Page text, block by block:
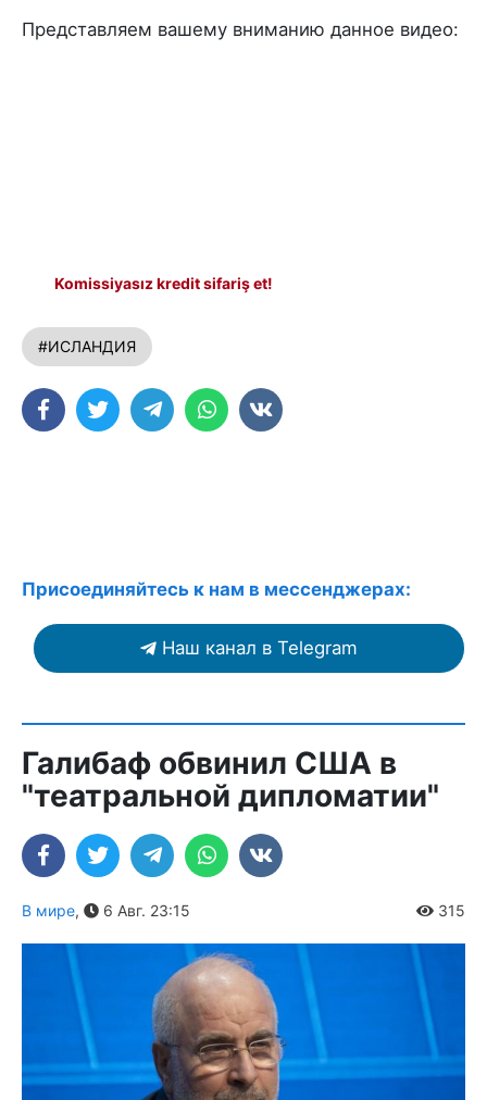
Представляем вашему вниманию данное видео:
Komissiyasız kredit sifariş et!
#ИСЛАНДИЯ
Присоединяйтесь к нам в мессенджерах:
Наш канал в Telegram
Галибаф обвинил США в
"театральной дипломатии"
В мире, 6 Авг. 23:15 315